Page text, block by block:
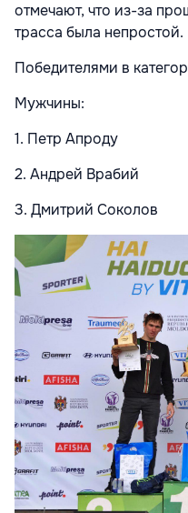
отмечают, что из-за
трасса была непростой.
Победителями в
Мужчины:
1. Петр Апроду
2. Андрей Врабий
3. Дмитрий Соколов